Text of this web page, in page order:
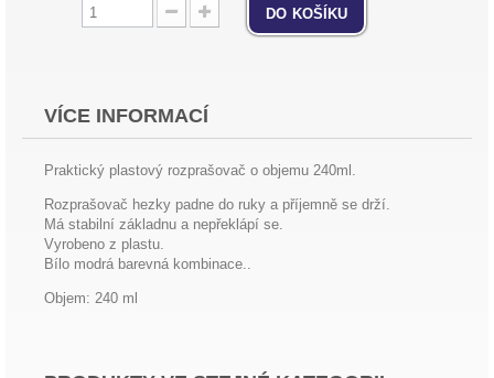
do košíku
VÍCE INFORMACÍ
Praktický plastový rozprašovač o objemu 240ml.
Rozprašovač hezky padne do ruky a příjemně se drží.
Má stabilní základnu a nepřeklápí se.
Vyrobeno z plastu.
Bílo modrá barevná kombinace..
Objem: 240 ml